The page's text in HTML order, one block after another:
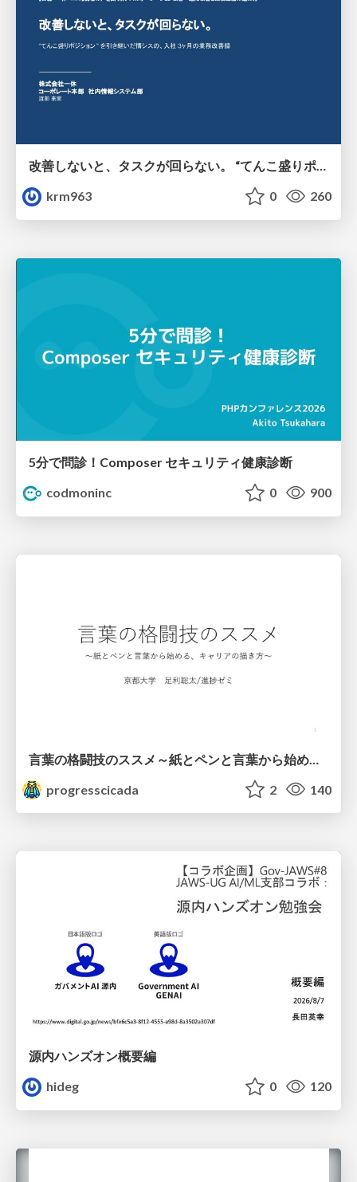
krm963
0 260
5分で問診！Composer セキュリティ健康診断
codmoninc
0 900
progresscicada
2 140
源内ハンズオン概要編
hideg
0 120